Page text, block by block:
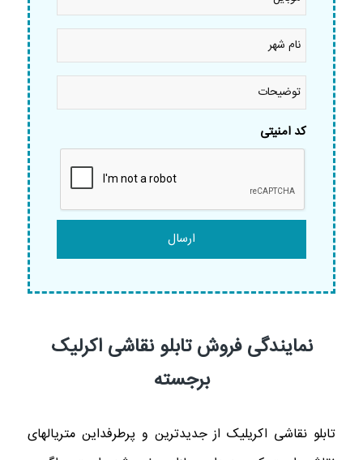
نام
شهر *
توضیحات
کد امنیتی
نمایندگی فروش تابلو نقاشی اکرلیک
برجسته
تابلو نقاشی اکریلیک از جدیدترین و پرطرفداین متریالهای